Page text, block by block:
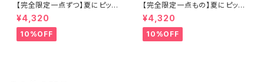
【完全限定一点ずつ】夏にピッタ
リウネウネアシンメトリーピアス
¥4,320
10%OFF
【完全限定一点もの】夏にピッタ
リアクリルアートピアス
¥4,320
10%OFF